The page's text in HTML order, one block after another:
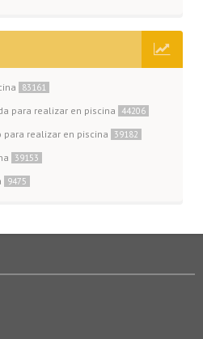
83161
para realizar en piscina 44206
realizar en piscina 39182
39153
9475